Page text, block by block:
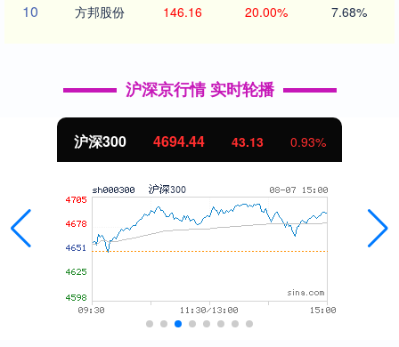
10 方邦股份 146.16 20.00% 7.68%
沪深京行情 实时轮播
沪深300 4694.44 43.13 0.93%